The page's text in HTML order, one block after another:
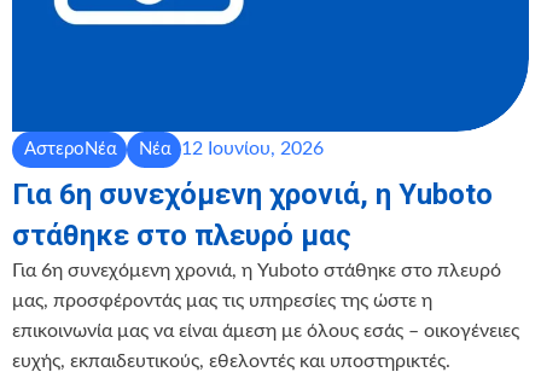
ΑστεροΝέα Νέα 12 Ιουνίου, 2026
Για 6η συνεχόμενη χρονιά, η Yuboto
στάθηκε στο πλευρό μας
Για 6η συνεχόμενη χρονιά, η Yuboto στάθηκε στο πλευρό
μας, προσφέροντάς μας τις υπηρεσίες της ώστε η
επικοινωνία μας να είναι άμεση με όλους εσάς – οικογένειες
ευχής, εκπαιδευτικούς, εθελοντές και υποστηρικτές.